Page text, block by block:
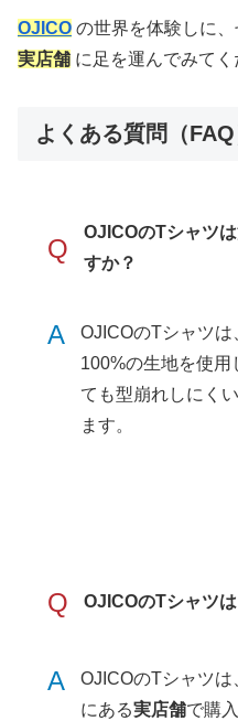
OJICO の世界を体験しに、
実店舗 に足を運んでみてく
よくある質問（FAQ
Q
OJICOのTシャツ
すか？
A OJICOのTシャツは
100%の生地を使用
ても型崩れしにく
ます。
Q OJICOのTシャツ
A OJICOのTシャツは
にある実店舗で購